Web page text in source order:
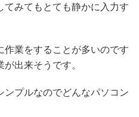
みてもとても静かに入力す
業をすることが多いのです
出来そうです。
プルなのでどんなパソコン